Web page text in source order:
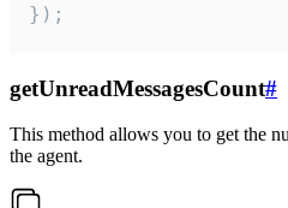
});
getUnreadMessagesCount#
This method allows you to get the
the agent.